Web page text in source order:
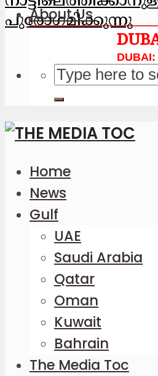
പുരോഗമിക്കുന്നു
About Us
Home
News
Gulf
UAE
Saudi Arabia
Qatar
Oman
Kuwait
Bahrain
The Media Toc